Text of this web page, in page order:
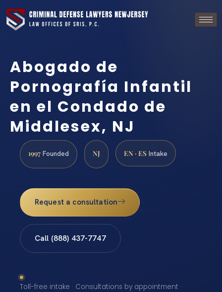
Abogado de
Pornografía Infantil
en el Condado de
Middlesex, NJ
1997 Founded NJ EN · ES Intake
Request a consultation
Call (888) 437-7747
Toll-free intake · Consultations by appointment ·